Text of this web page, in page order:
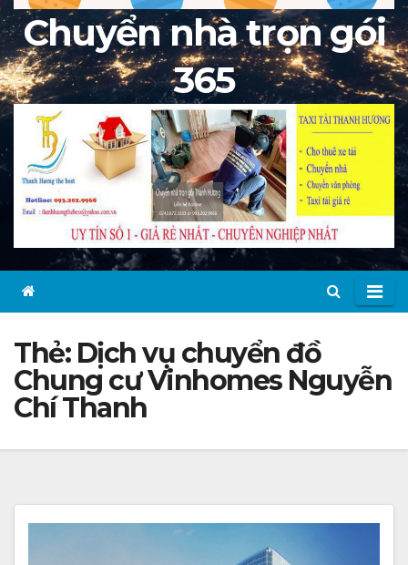
Chuyển nhà trọn gói
365
Thẻ: Dịch vụ chuyển đồ
Chung cư Vinhomes Nguyễn
Chí Thanh